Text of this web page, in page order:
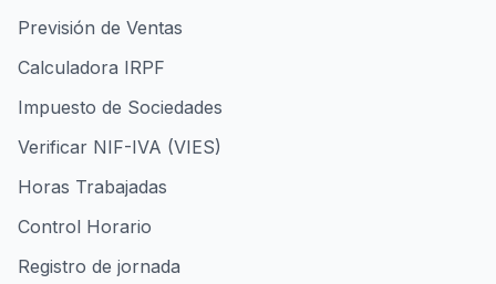
Previsión de Ventas
Calculadora IRPF
Impuesto de Sociedades
Verificar NIF-IVA (VIES)
Horas Trabajadas
Control Horario
Registro de jornada